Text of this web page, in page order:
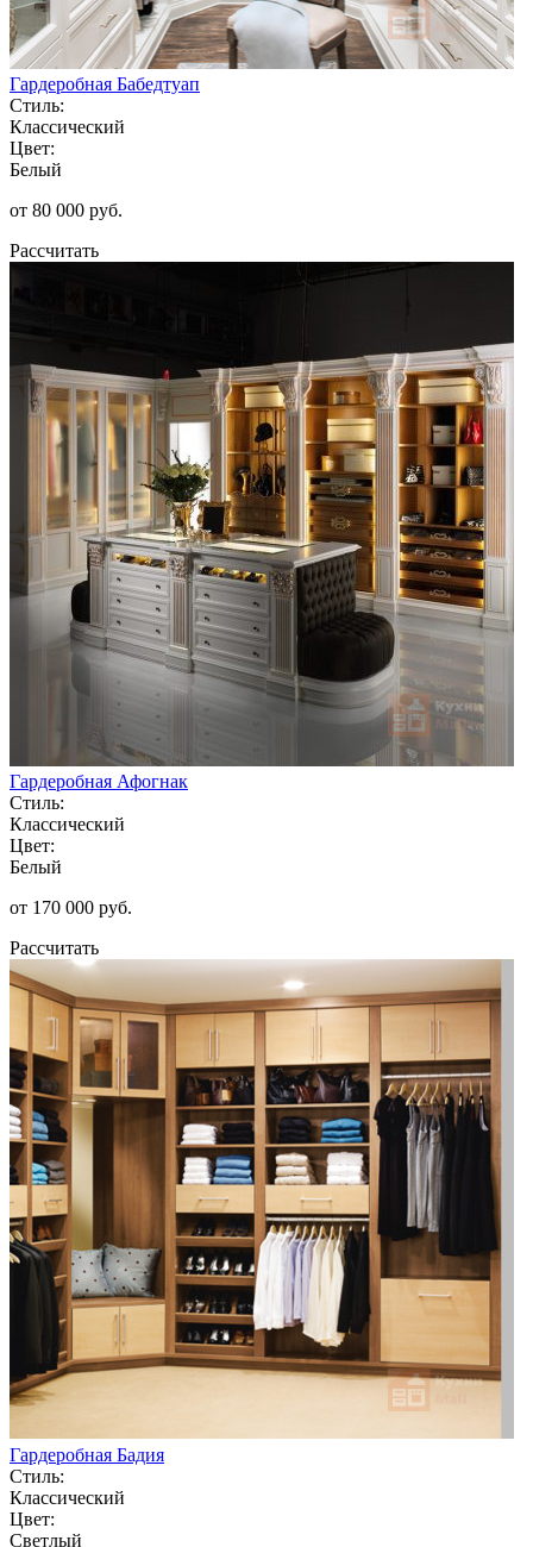
Гардеробная Бабедтуап
Стиль:
Классический
Цвет:
Белый
от 80 000 руб.
Рассчитать
Гардеробная Афогнак
Стиль:
Классический
Цвет:
Белый
от 170 000 руб.
Рассчитать
Гардеробная Бадия
Стиль:
Классический
Цвет:
Светлый